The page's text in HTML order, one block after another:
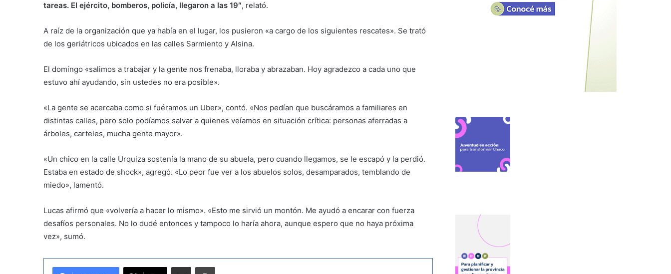
tareas. El ejército, bomberos, policía, llegaron a las 19″, relató.
A raíz de la organización que ya había en el lugar, los pusieron «a cargo de los siguientes rescates». Se trató
de los geriátricos ubicados en las calles Sarmiento y Alsina.
El domingo «salimos a trabajar y la gente nos frenaba, lloraba y abrazaban. Hoy agradezco a cada uno que
estuvo ahí ayudando, sin ustedes no era posible».
«La gente se acercaba como si fuéramos un Uber», contó. «Nos pedían que buscáramos a familiares en
distintas calles, pero solo podíamos salvar a quienes veíamos en situación crítica: personas aferradas a
árboles, carteles, mucha gente mayor».
«Un chico en la calle Urquiza sostenía la mano de su abuela, pero cuando llegamos, se le escapó y la perdió.
Estaba en estado de shock», agregó. «Lo peor fue ver a los abuelos solos, desamparados, temblando de
miedo», lamentó.
Lucas afirmó que «volvería a hacer lo mismo». «Esto me sirvió un montón. Me ayudó a encarar con fuerza
desafíos personales. No lo dudé entonces y tampoco lo haría ahora, aunque espero que no haya próxima
vez», sumó.